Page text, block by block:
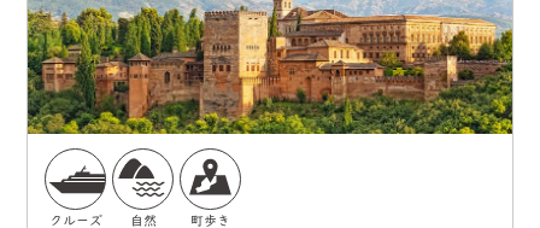
クルーズ 自然 町歩き